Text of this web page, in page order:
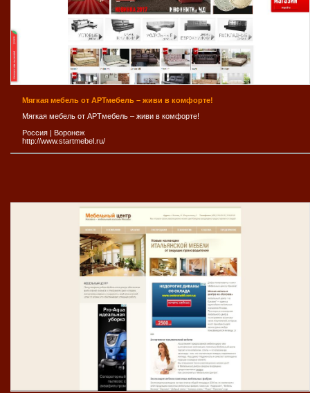
Мягкая мебель от АРТмебель – живи в комфорте!
Мягкая мебель от АРТмебель – живи в комфорте!
Россия | Воронеж
http://www.startmebel.ru/